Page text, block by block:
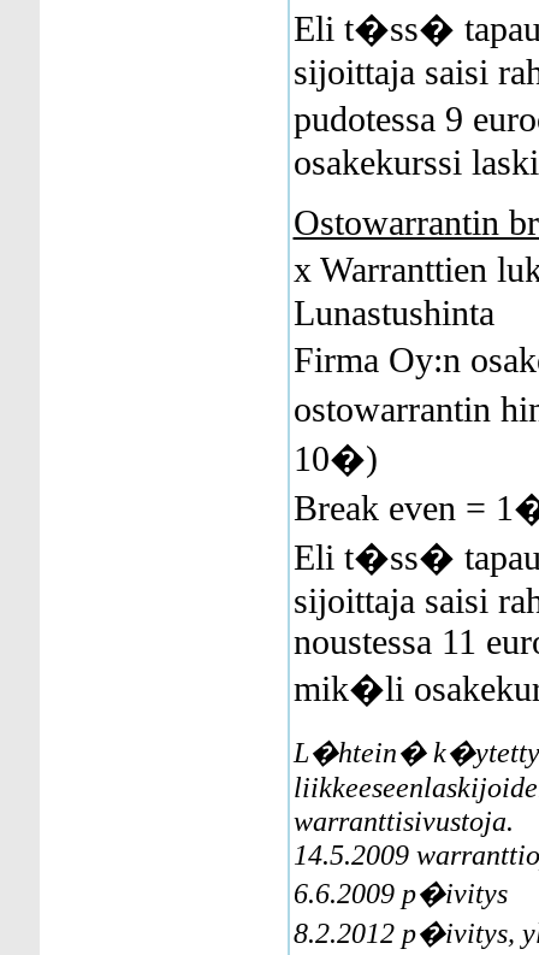
Eli t�ss�
sijoittaja saisi
pudotessa 9
osakekurssi
Ostowarrantin
x Warranttien
Lunastushinta
Firma Oy:n
ostowarrantin
10�)
Break even =
Eli t�ss�
sijoittaja saisi
noustessa 11
mik�li
L�htein� k�ytetty
warranttisivustoja.
14.5.2009
6.6.2009 p�ivitys
8.2.2012 p�ivitys,